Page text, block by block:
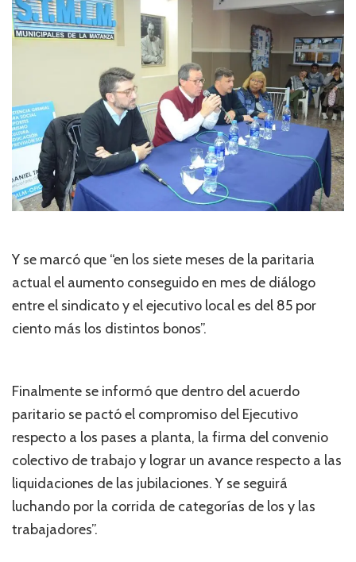
Y se marcó que “en los siete meses de la paritaria
actual el aumento conseguido en mes de diálogo
entre el sindicato y el ejecutivo local es del 85 por
ciento más los distintos bonos”.
Finalmente se informó que dentro del acuerdo
paritario se pactó el compromiso del Ejecutivo
respecto a los pases a planta, la firma del convenio
colectivo de trabajo y lograr un avance respecto a las
liquidaciones de las jubilaciones. Y se seguirá
luchando por la corrida de categorías de los y las
trabajadores”.